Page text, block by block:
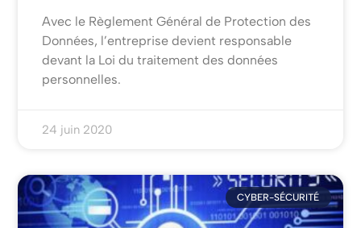
Avec le Règlement Général de Protection des
Données, l’entreprise devient responsable
devant la Loi du traitement des données
personnelles.
24 juin 2020
CYBER-SÉCURITÉ